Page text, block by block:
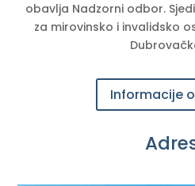
obavlja Nadzorni odbor.
za mirovinsko i invalidsko
Informacije